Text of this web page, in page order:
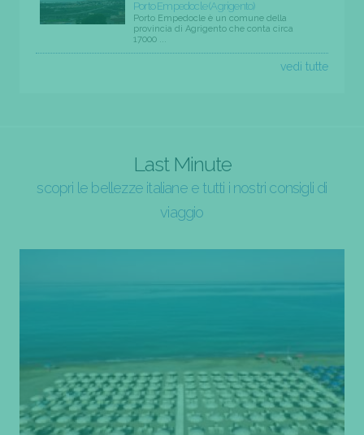
Porto Empedocle (Agrigento)
Porto Empedocle è un comune della
provincia di Agrigento che conta circa
17000 ...
vedi tutte
Last Minute
scopri le bellezze italiane e tutti i nostri consigli di
viaggio